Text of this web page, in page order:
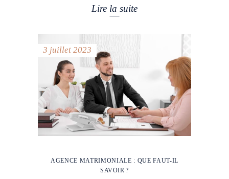
Lire la suite
3 juillet 2023
AGENCE MATRIMONIALE : QUE FAUT-IL
SAVOIR ?